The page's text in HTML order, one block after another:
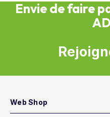
Envie de faire
Web Shop